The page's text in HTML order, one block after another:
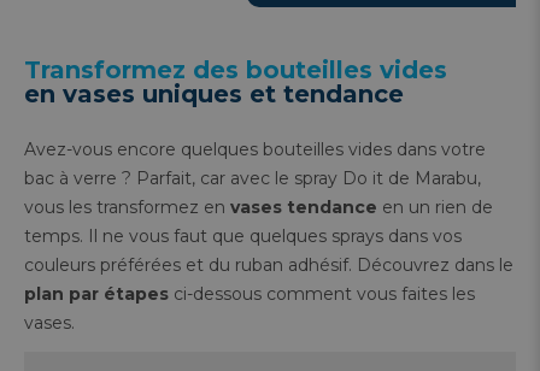
Transformez des bouteilles vides
en vases uniques et tendance
Avez-vous encore quelques bouteilles vides dans votre
bac à verre ? Parfait, car avec le spray Do it de Marabu,
vous les transformez en vases tendance en un rien de
temps. Il ne vous faut que quelques sprays dans vos
couleurs préférées et du ruban adhésif. Découvrez dans le
plan par étapes ci-dessous comment vous faites les
vases.